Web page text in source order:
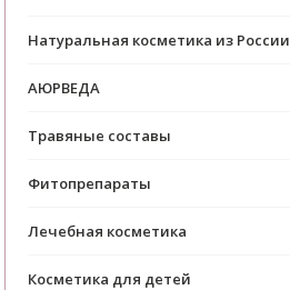
Натуральная косметика из России
АЮРВЕДА
Травяные составы
Фитопрепараты
Лечебная косметика
Косметика для детей